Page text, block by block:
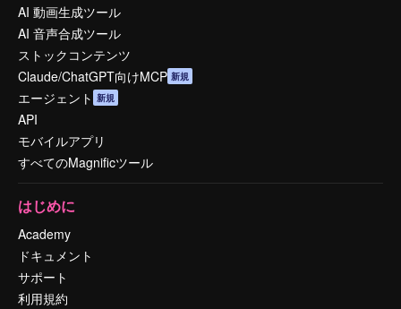
AI 動画生成ツール
AI 音声合成ツール
ストックコンテンツ
Claude/ChatGPT向けMCP 新規
エージェント 新規
API
モバイルアプリ
すべてのMagnificツール
はじめに
Academy
ドキュメント
サポート
利用規約